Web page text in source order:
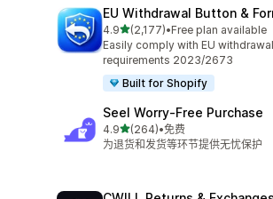
EU Withdrawal Button &
4.9星（满分 5 星）
(2,177)
总共 2177 条评论
•Free plan available
Easily comply with EU withdrawal
requirements 2023/2673
Built for Shopify
Seel Worry‑Free Purchase
4.9星（满分 5 星）
(264)
总共 264 条评论
•免费
为退货和发货等环节提供无忧保护